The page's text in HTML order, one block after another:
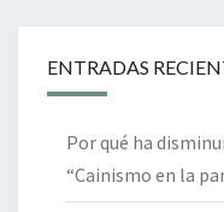
ENTRADAS
Por qué ha
“Cainismo en la